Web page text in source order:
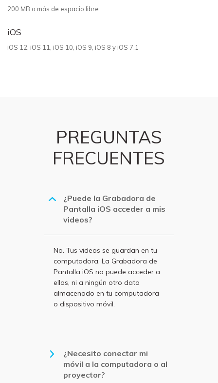
200 MB o más de espacio libre
iOS
iOS 12, iOS 11, iOS 10, iOS 9, iOS 8 y iOS 7.1
PREGUNTAS
FRECUENTES
¿Puede la Grabadora de
Pantalla iOS acceder a mis
videos?
No. Tus videos se guardan en tu
computadora. La Grabadora de
Pantalla iOS no puede acceder a
ellos, ni a ningún otro dato
almacenado en tu computadora
o dispositivo móvil.
¿Necesito conectar mi
móvil a la computadora o al
proyector?